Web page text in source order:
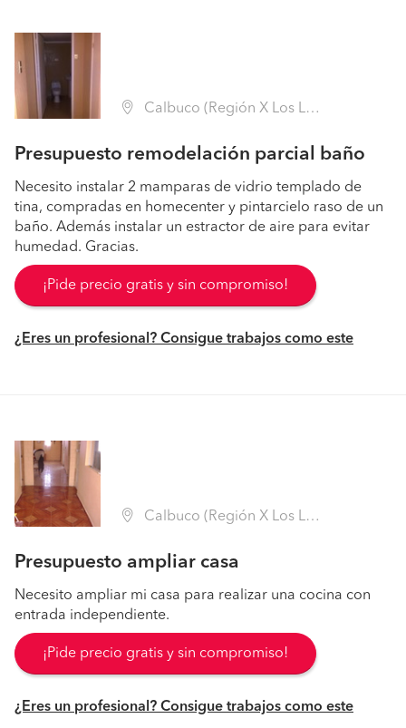
Calbuco (Región X Los Lagos - Llanquihue)
Presupuesto remodelación parcial baño
Necesito instalar 2 mamparas de vidrio templado de
tina, compradas en homecenter y pintarcielo raso de un
baño. Además instalar un estractor de aire para evitar
humedad. Gracias.
¡Pide precio gratis y sin compromiso!
¿Eres un profesional? Consigue trabajos como este
Calbuco (Región X Los Lagos - Llanquihue)
Presupuesto ampliar casa
Necesito ampliar mi casa para realizar una cocina con
entrada independiente.
¡Pide precio gratis y sin compromiso!
¿Eres un profesional? Consigue trabajos como este